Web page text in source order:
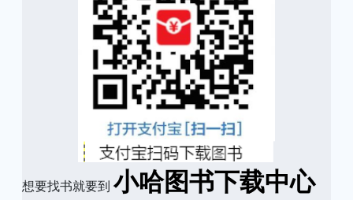
想要找书就要到 小哈图书下载中心